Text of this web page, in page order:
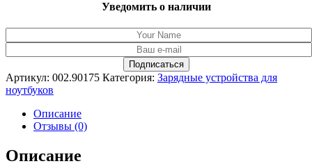
Уведомить о наличии
Артикул: 002.90175 Категория: Зарядные устройства для
ноутбуков
Описание
Отзывы (0)
Описание